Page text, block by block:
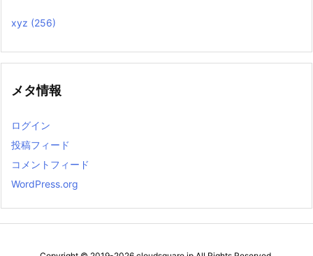
xyz (256)
メタ情報
ログイン
投稿フィード
コメントフィード
WordPress.org